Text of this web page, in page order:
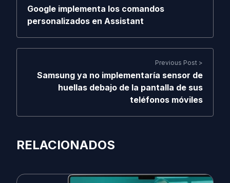
Google implementa los comandos
personalizados en Assistant
Previous Post >
Samsung ya no implementaría sensor de
huellas debajo de la pantalla de sus
teléfonos móviles
RELACIONADOS